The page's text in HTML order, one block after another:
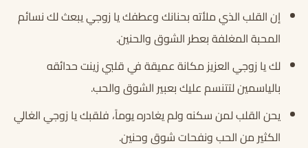
إن القلب الذي ملأته بحنانك وعطفك يا زوجي يبعث لك نسائم
المحبة المغلفة بعطر الشوق والحنين.
لك يا زوجي العزيز مكانة عميقة في قلبي زينت حدائقه
بالياسمين لتتنسم عليك بعبير الشوق والحب.
يحن القلب لمن سكنه ولم يغادره يوماً، فلقبك يا زوجي الغالي
الكثير من الحب ونفحات شوق وحنين.